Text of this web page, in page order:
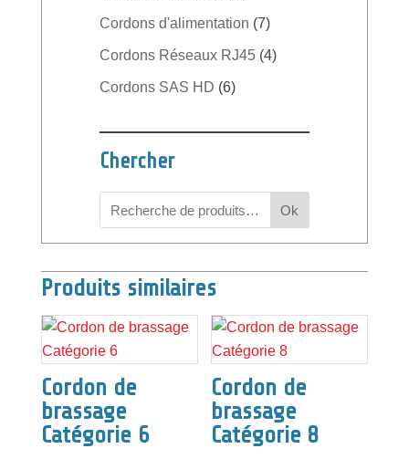
produits
Cordons d'alimentation 77
produits
Cordons Réseaux RJ45 44
Cordons SAS HD 66
Chercher
Ok
Produits similaires
Cordon de
brassage
Catégorie 6
Cordon de
brassage
Catégorie 8